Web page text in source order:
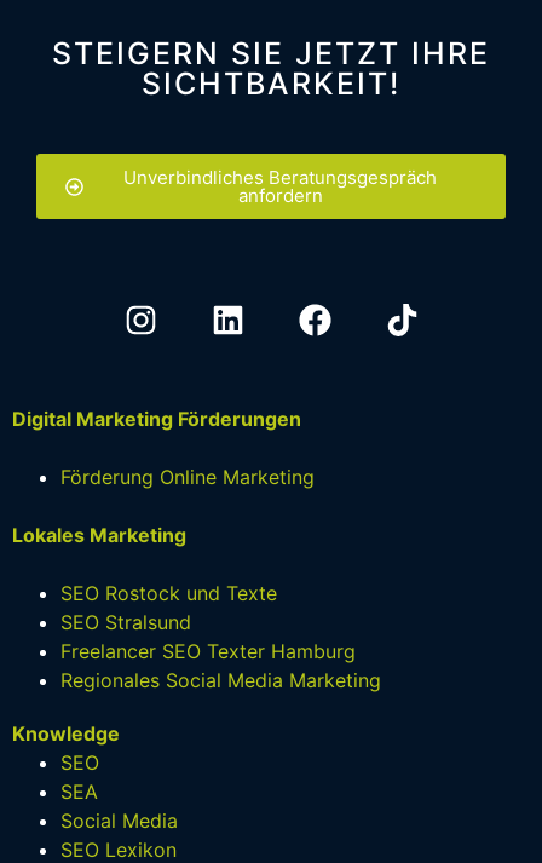
STEIGERN SIE JETZT IHRE
SICHTBARKEIT!
Unverbindliches Beratungsgespräch
anfordern
Digital Marketing Förderungen
Förderung Online Marketing
Lokales Marketing
SEO Rostock und Texte
SEO Stralsund
Freelancer SEO Texter Hamburg
Regionales Social Media Marketing
Knowledge
SEO
SEA
Social Media
SEO Lexikon